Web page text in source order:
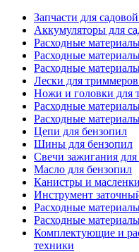
Запчасти для
Аккумуляторы для
Расходные
Расходные
Расходные
Лески для
Ножи и головки для
Расходные
Расходные
Цепи для бензопил
Шины для бензопил
Свечи зажигания
Масло для бензопил
Канистры и масленки
Инструмент
Расходные
Расходные
Комплектующие и
техники